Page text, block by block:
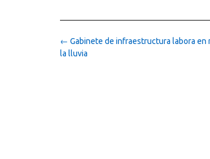
Post
navigation
← Gabinete de infraestructura labora en
la lluvia